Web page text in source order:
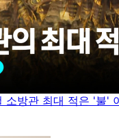
소방관 최대 적은 '불'